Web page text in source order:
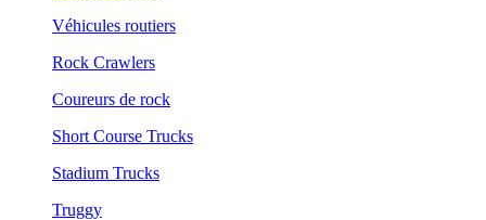
Véhicules routiers
Rock Crawlers
Coureurs de rock
Short Course Trucks
Stadium Trucks
Truggy